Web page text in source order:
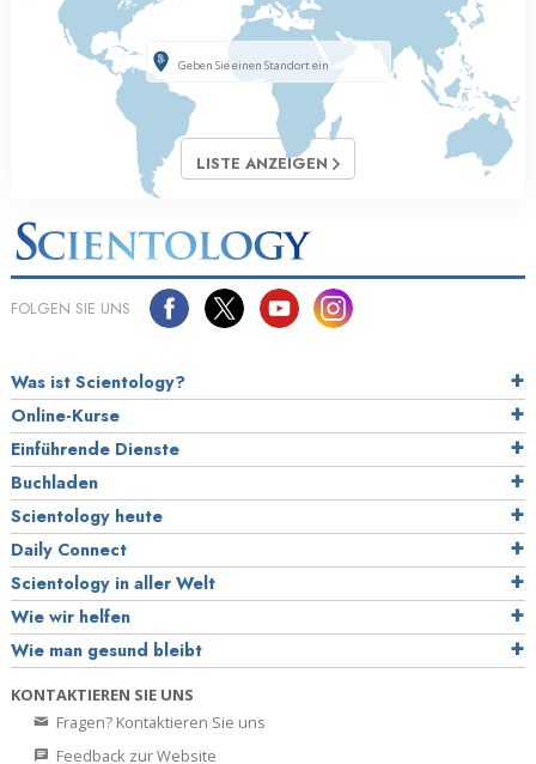
LISTE ANZEIGEN
FOLGEN SIE UNS
Was ist Scientology?
Online-Kurse
Einführende Dienste
Buchladen
Scientology heute
Daily Connect
Scientology in aller Welt
Wie wir helfen
Wie man gesund bleibt
KONTAKTIEREN SIE UNS
Fragen? Kontaktieren Sie uns
Feedback zur Website